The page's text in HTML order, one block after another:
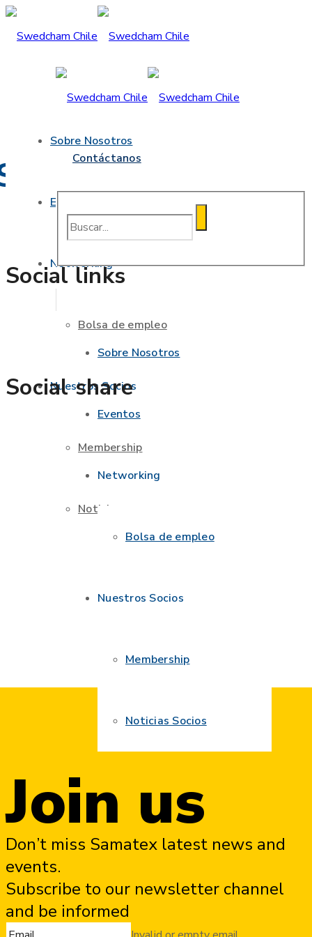
Sobre Nosotros
Eventos
Networking
Bolsa de empleo
Nuestros Socios
Membership
Noticias
Contáctanos
Sobre Nosotros
Eventos
Networking
Bolsa de empleo
Nuestros Socios
Membership
Noticias Socios
& marketing
Social links
Social share
Join us
Don’t miss Samatex latest news and
events.
Subscribe to our newsletter channel
and be informed